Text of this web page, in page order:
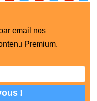
email nos
Premium.